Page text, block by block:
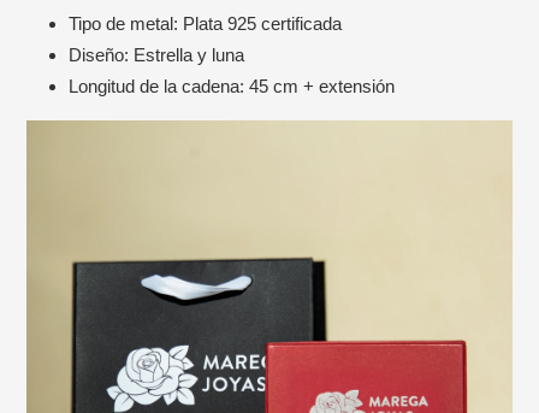
Tipo de metal: Plata 925 certificada
Diseño: Estrella y luna
Longitud de la cadena: 45 cm + extensión